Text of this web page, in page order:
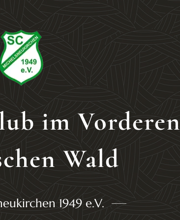
im Vorderen
Wald
1949 e.V.